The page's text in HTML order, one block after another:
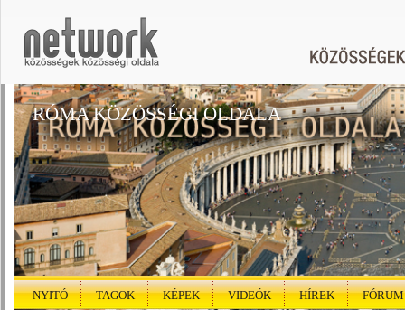
RÓMA KÖZÖSSÉGI OLDALA
NYITÓ TAGOK KÉPEK VIDEÓK HÍREK FÓRUM